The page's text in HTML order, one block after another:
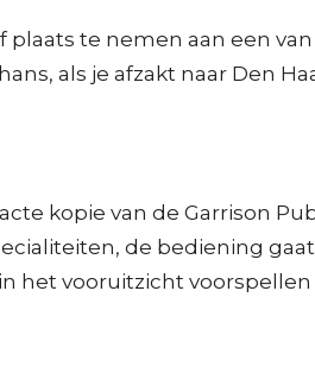
te nemen aan een
als je afzakt naar Den
kopie van de Garrison
de bediening
het vooruitzicht voorspellen